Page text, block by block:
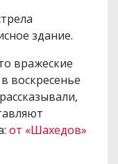
здание.
вражеские
воскресенье
от «Шахедов»